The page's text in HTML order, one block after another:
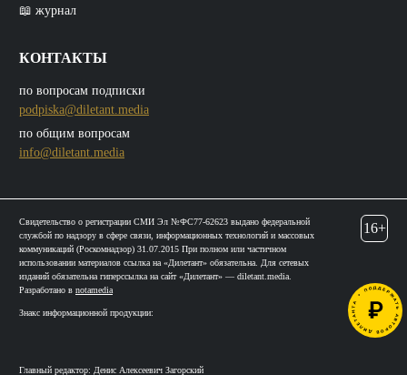
📖 журнал
КОНТАКТЫ
по вопросам подписки
podpiska@diletant.media
по общим вопросам
info@diletant.media
Свидетельство о регистрации СМИ Эл №ФС77-62623 выдано федеральной
службой по надзору в сфере связи, информационных технологий и массовых
коммуникаций (Роскомнадзор) 31.07.2015 При полном или частичном
использовании материалов ссылка на «Дилетант» обязательна. Для сетевых
изданий обязательна гиперссылка на сайт «Дилетант» — diletant.media.
Разработано в notamedia
Знакс информационной продукции:
Главный редактор: Денис Алексеевич Загорский
16+